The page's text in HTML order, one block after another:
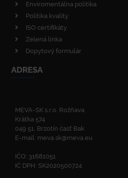
Enviromentálna politika
Politika kvality
ISO certifikáty
Zelená linka
Dopytový formulár
ADRESA
MEVA-SK s.r.o. Rožňava
Krátka 574
049 51, Brzotín časť Bak
E-mail: meva.sk@meva.eu
IČO: 31681051
IČ DPH: SK2020500724